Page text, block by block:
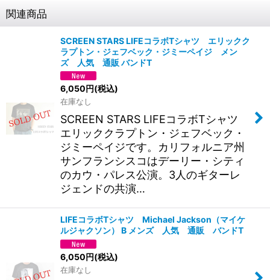
関連商品
SCREEN STARS LIFEコラボTシャツ エリックク
ラプトン・ジェフベック・ジミーペイジ メン
ズ 人気 通販 バンドT
6,050円(税込)
在庫なし
SCREEN STARS LIFEコラボTシャツ
エリッククラプトン・ジェフベック・
ジミーペイジです。カリフォルニア州
サンフランシスコはデーリー・シティ
のカウ・パレス公演。3人のギターレ
ジェンドの共演…
LIFEコラボTシャツ Michael Jackson（マイケ
ルジャクソン） B メンズ 人気 通販 バンドT
6,050円(税込)
在庫なし